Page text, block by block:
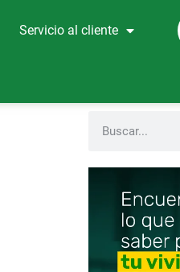
Servicio al cliente